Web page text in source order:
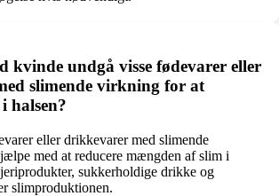
kvinde undgå visse fødevarer eller
slimende virkning for at
halsen?
eller drikkevarer med slimende
med at reducere mængden af slim i
sukkerholdige drikke og
slimproduktionen.